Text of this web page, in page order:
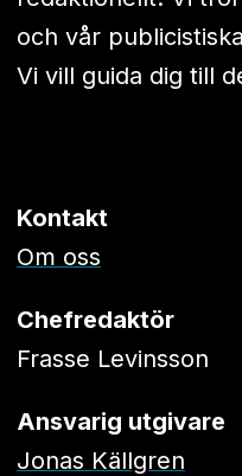
och vår
Vi vill guida dig till
Kontakt
Om oss
Chefredaktör
Frasse Levinsson
Ansvarig utgivare
Jonas Källgren